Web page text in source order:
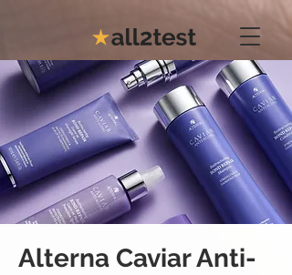
Alterna Caviar Anti-